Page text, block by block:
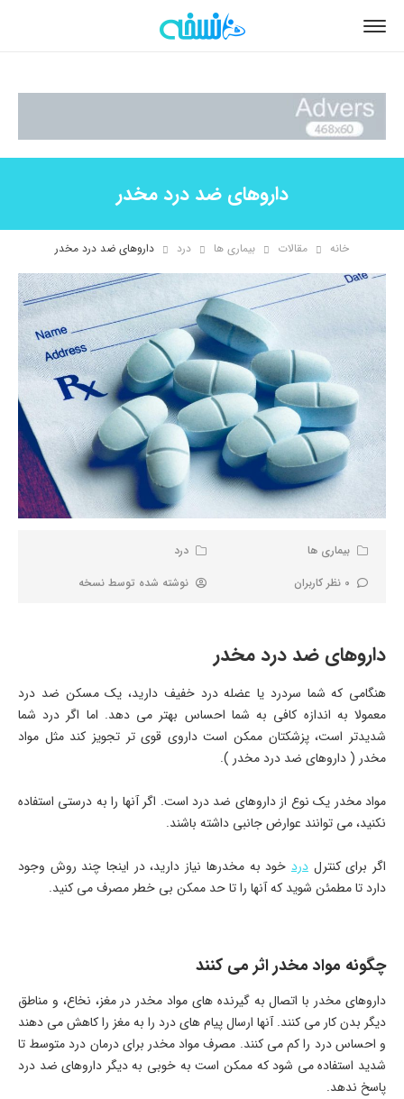
داروهای ضد درد مخدر
خانه مقالات بیماری ها درد داروهای ضد درد مخدر
بیماری ها
درد
0 نظر کاربران
نوشته شده توسط نسخه
داروهای ضد درد مخدر
هنگامی که شما سردرد یا عضله درد خفیف دارید، یک مسکن ضد درد
معمولا به اندازه کافی به شما احساس بهتر می دهد. اما اگر درد شما
شدیدتر است، پزشکتان ممکن است داروی قوی تر تجویز کند مثل مواد
مخدر ( داروهای ضد درد مخدر ).
مواد مخدر یک نوع از داروهای ضد درد است. اگر آنها را به درستی استفاده
نکنید، می توانند عوارض جانبی داشته باشند.
اگر برای کنترلدرد خود به مخدرها نیاز دارید، در اینجا چند روش وجود
دارد تا مطمئن شوید که آنها را تا حد ممکن بی خطر مصرف می کنید.
چگونه مواد مخدر اثر می کنند
داروهای مخدر با اتصال به گیرنده های مواد مخدر در مغز، نخاع، و مناطق
دیگر بدن کار می کنند. آنها ارسال پیام های درد را به مغز را کاهش می دهند
و احساس درد را کم می کنند. مصرف مواد مخدر برای درمان درد متوسط تا
شدید استفاده می شود که ممکن است به خوبی به دیگر داروهای ضد درد
پاسخ ندهد.